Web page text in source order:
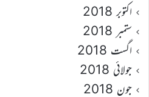
اکتوبر 2018
ستمبر 2018
اگست 2018
جولائی 2018
جون 2018